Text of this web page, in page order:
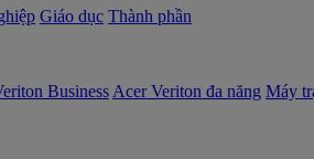
Giáo dục Thành phần
Business Acer Veriton đa năng Máy